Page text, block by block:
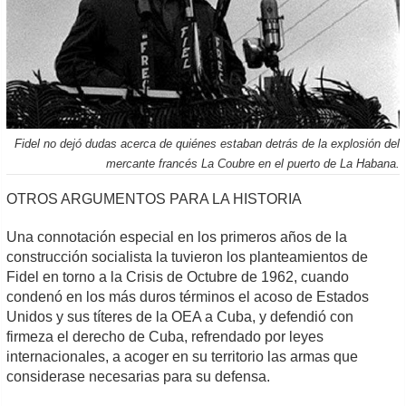
Fidel no dejó dudas acerca de quiénes estaban detrás de la explosión del
mercante francés La Coubre en el puerto de La Habana.
OTROS ARGUMENTOS PARA LA HISTORIA
Una connotación especial en los primeros años de la
construcción socialista la tuvieron los planteamientos de
Fidel en torno a la Crisis de Octubre de 1962, cuando
condenó en los más duros términos el acoso de Estados
Unidos y sus títeres de la OEA a Cuba, y defendió con
firmeza el derecho de Cuba, refrendado por leyes
internacionales, a acoger en su territorio las armas que
considerase necesarias para su defensa.